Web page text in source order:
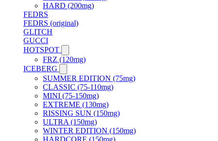
HARD (200mg)
FEDRS
FEDRS (original)
GLITCH
GUCCI
HOTSPOT
FRZ (120mg)
ICEBERG
SUMMER EDITION (75mg)
CLASSIC (75-110mg)
MINI (75-150mg)
EXTREME (130mg)
RISSING SUN (150mg)
ULTRA (150mg)
WINTER EDITION (150mg)
HARDCORE (150mg)